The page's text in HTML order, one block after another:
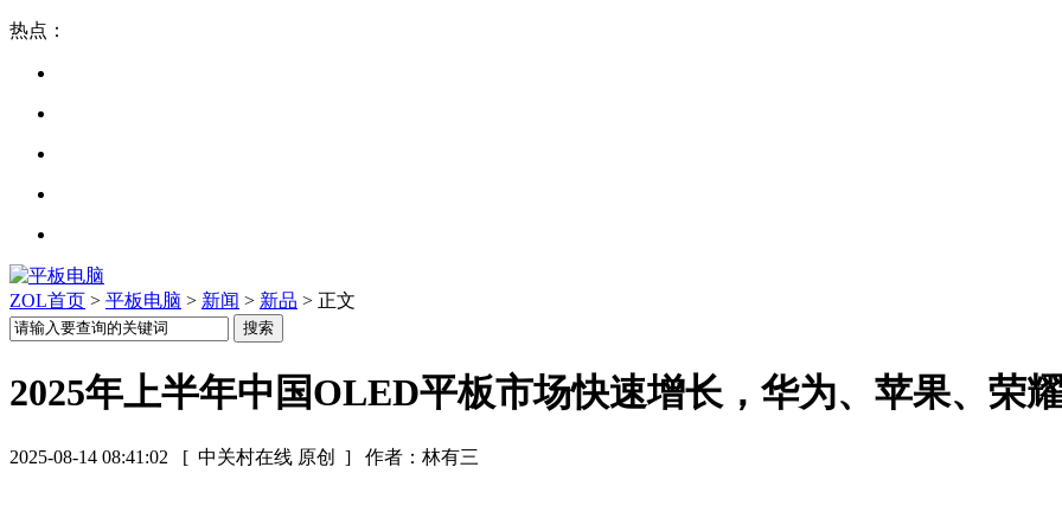
热点：
ZOL首页 > 平板电脑 > 新闻 > 新品 > 正文
2025年上半年中国OLED平板市场快速增长，华为、苹果、荣
2025-08-14 08:41:02 [ 中关村在线 原创 ] 作者：林有三